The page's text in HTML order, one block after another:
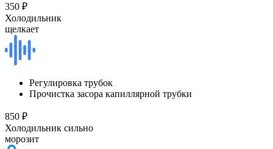
350 ₽
Холодильник
щелкает
Регулировка трубок
Прочистка засора капиллярной трубки
850 ₽
Холодильник сильно
морозит